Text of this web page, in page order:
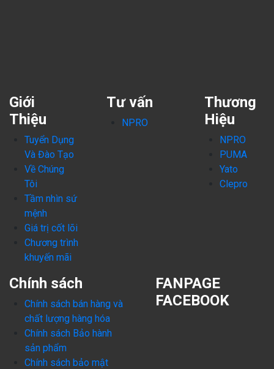
Giới
Thiệu
Tuyển Dụng
Và Đào Tạo
Về Chúng
Tôi
Tầm nhìn sứ
mệnh
Giá trị cốt lõi
Chương trình
khuyến mãi
Tư vấn
NPRO
Thương
Hiệu
NPRO
PUMA
Yato
Clepro
Chính sách
Chính sách bán hàng và
chất lượng hàng hóa
Chính sách Bảo hành
sản phẩm
Chính sách bảo mật
FANPAGE
FACEBOOK